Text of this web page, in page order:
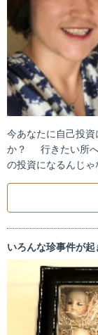
今あなたに自己投
か？ 行きたい所へ
の投資になるんじ
いろんな珍事件が起